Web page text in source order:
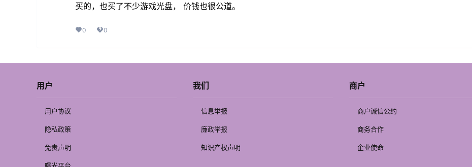
买的，也买了不少游戏光盘， 价钱也很公道。
0 0
用户
用户协议
隐私政策
免责声明
我们
信息举报
廉政举报
知识产权声明
商户
商户诚信公约
商务合作
企业使命